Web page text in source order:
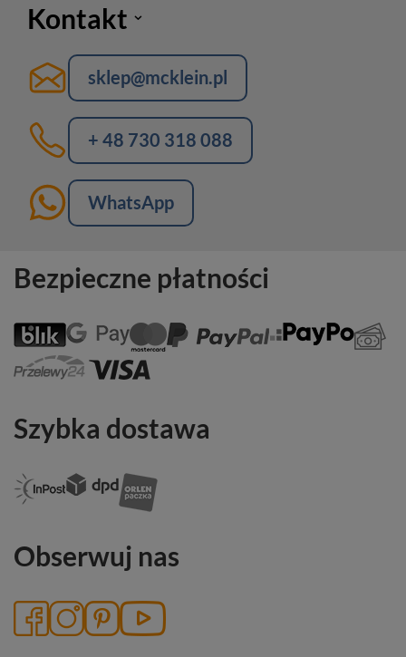
Kontakt
sklep@mcklein.pl
+ 48 730 318 088
WhatsApp
Bezpieczne płatności
Szybka dostawa
Obserwuj nas